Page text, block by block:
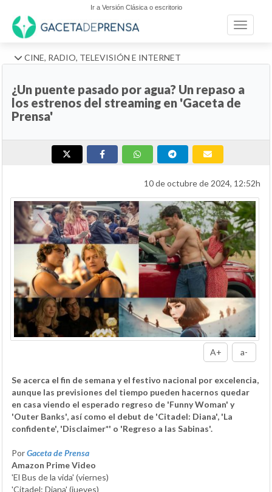
Ir a Versión Clásica o escritorio
Toggle
CINE, RADIO, TELEVISIÓN E INTERNET
¿Un puente pasado por agua? Un repaso a
los estrenos del streaming en 'Gaceta de
Prensa'
10 de octubre de 2024, 12:52h
A+ a-
Se acerca el fin de semana y el festivo nacional por excelencia,
aunque las previsiones del tiempo pueden hacernos quedar
en casa viendo el esperado regreso de 'Funny Woman' y
'Outer Banks', así como el debut de 'Citadel: Diana', 'La
confidente', 'Disclaimer*' o 'Regreso a las Sabinas'.
PorGaceta de Prensa
Amazon Prime Video
'El Bus de la vida' (viernes)
'Citadel: Diana' (jueves)